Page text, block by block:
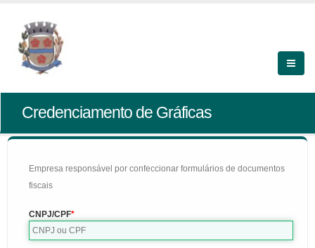
Credenciamento de Gráficas
Empresa responsável por confeccionar formulários de documentos
fiscais
CNPJ/CPF